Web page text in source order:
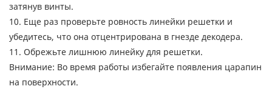
затянув винты.
10. Еще раз проверьте ровность линейки решетки и
убедитесь, что она отцентрирована в гнезде декодера.
11. Обрежьте лишнюю линейку для решетки.
Внимание: Во время работы избегайте появления царапин
на поверхности.